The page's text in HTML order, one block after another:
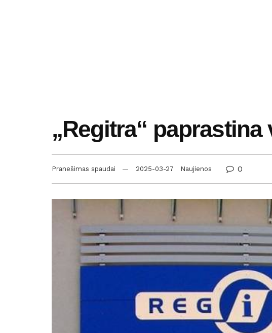
„Regitra“
Pranešimas spaudai 2025-03-27 Naujienos 0